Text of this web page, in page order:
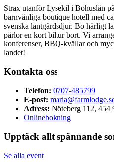
Strax utanför Lysekil i Bohuslän
barnvänliga boutique hotell med
svenska lantgårdsdjur. Bo härligt
pärlor en kort biltur bort. Vi
konferenser, BBQ-kvällar och
landet!
Kontakta oss
Telefon: 0707-485799
E-post:
Adress: Nöteberg 112, 454
Onlinebokning
Upptäck allt spännande
Se alla event